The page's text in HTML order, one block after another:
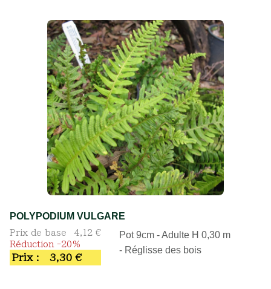
POLYPODIUM VULGARE
Prix de base
4,12 €
Réduction -20%
Prix : 3,30 €
Pot 9cm - Adulte H 0,30 m
- Réglisse des bois